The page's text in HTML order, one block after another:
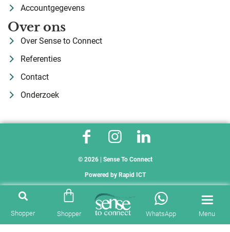
Accountgegevens
Over ons
Over Sense to Connect
Referenties
Contact
Onderzoek
© 2026 | Sense To Connect
Powered by Rapid ICT
Shopper Shopper WhatsApp Menu